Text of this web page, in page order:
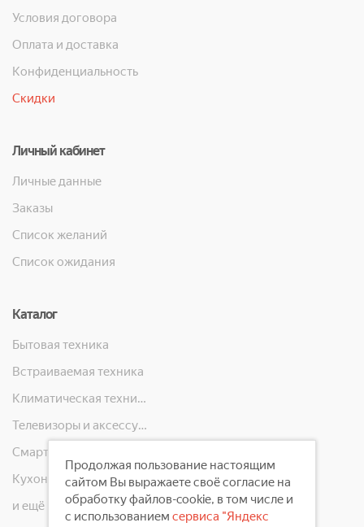
Условия договора
Оплата и доставка
Конфиденциальность
Скидки
Личный кабинет
Личные данные
Заказы
Список желаний
Список ожидания
Каталог
Бытовая техника
Встраиваемая техника
Климатическая техника
Телевизоры и аксессуары
Кухонная техника
и ещё 10 категорий
Продолжая пользование настоящим
сайтом Вы выражаете своё согласие на
обработку файлов-cookie, в том числе и
с использованием сервиса "Яндекс